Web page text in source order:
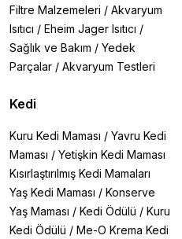
Filtre Malzemeleri / Akvaryum
Isıtıcı / Eheim Jager Isıtıcı /
Sağlık ve Bakım / Yedek
Parçalar / Akvaryum Testleri
Kedi
Kuru Kedi Maması / Yavru Kedi
Maması / Yetişkin Kedi Maması
Kısırlaştırılmış Kedi Mamaları
Yaş Kedi Maması / Konserve
Yaş Maması / Kedi Ödülü / Kuru
Kedi Ödülü / Me-O Krema Kedi